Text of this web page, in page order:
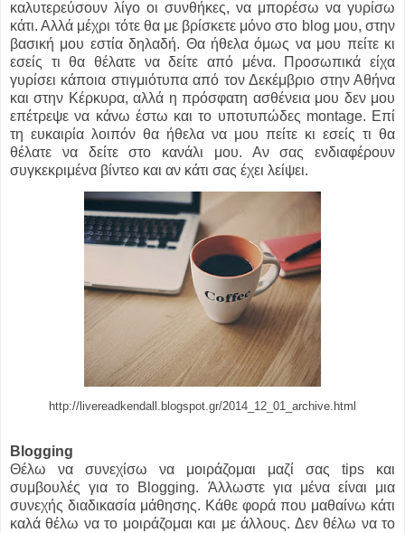
καλυτερεύσουν λίγο οι συνθήκες, να μπορέσω να γυρίσω
κάτι. Αλλά μέχρι τότε θα με βρίσκετε μόνο στο blog μου, στην
βασική μου εστία δηλαδή. Θα ήθελα όμως να μου πείτε κι
εσείς τι θα θέλατε να δείτε από μένα. Προσωπικά είχα
γυρίσει κάποια στιγμιότυπα από τον Δεκέμβριο στην Αθήνα
και στην Κέρκυρα, αλλά η πρόσφατη ασθένεια μου δεν μου
επέτρεψε να κάνω έστω και το υποτυπώδες montage. Επί
τη ευκαιρία λοιπόν θα ήθελα να μου πείτε κι εσείς τι θα
θέλατε να δείτε στο κανάλι μου. Αν σας ενδιαφέρουν
συγκεκριμένα βίντεο και αν κάτι σας έχει λείψει.
http://livereadkendall.blogspot.gr/2014_12_01_archive.html
Blogging
Θέλω να συνεχίσω να μοιράζομαι μαζί σας tips και
συμβουλές για το Blogging. Άλλωστε για μένα είναι μια
συνεχής διαδικασία μάθησης. Κάθε φορά που μαθαίνω κάτι
καλά θέλω να το μοιράζομαι και με άλλους. Δεν θέλω να το